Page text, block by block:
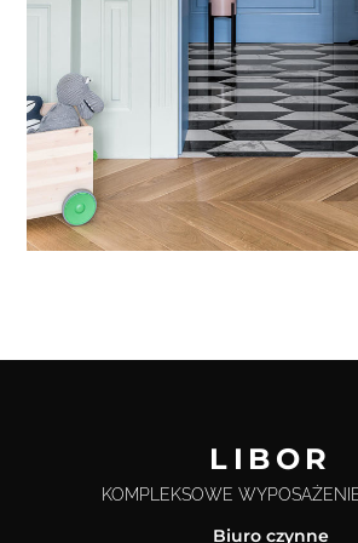
LIBOR
KOMPLEKSOWE
Biuro czynne